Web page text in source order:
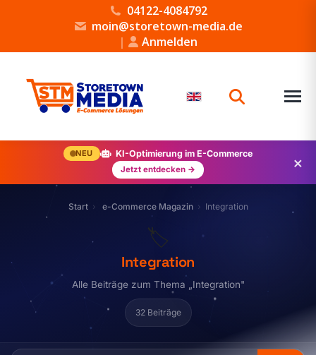
04122-4084792
moin@storetown-media.de
|
Anmelden
NEU KI-Optimierung im E-Commerce
Jetzt entdecken → ×
Start e-Commerce Magazin Integration
🏷️
Integration
Alle Beiträge zum Thema „Integration"
32 Beiträge